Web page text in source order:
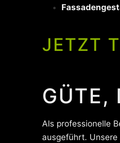
JETZT
GÜTE,
Als professionelle
ausgeführt.